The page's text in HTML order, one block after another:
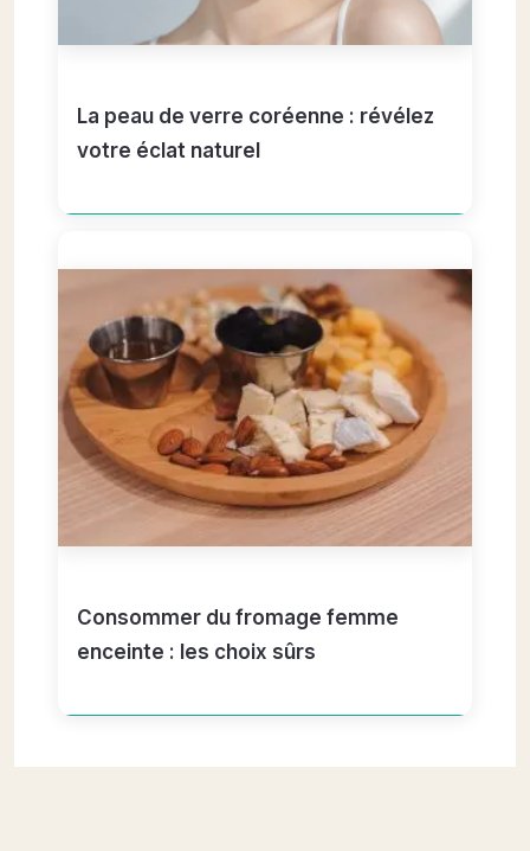
La peau de verre coréenne : révélez
votre éclat naturel
Consommer du fromage femme
enceinte : les choix sûrs